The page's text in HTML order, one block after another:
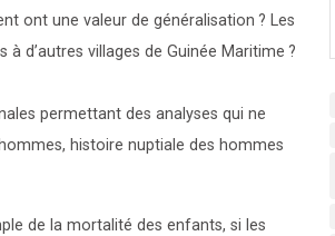
ont une valeur de généralisation ? Les
d’autres villages de Guinée Maritime ?
permettant des analyses qui ne
histoire nuptiale des hommes
de la mortalité des enfants, si les